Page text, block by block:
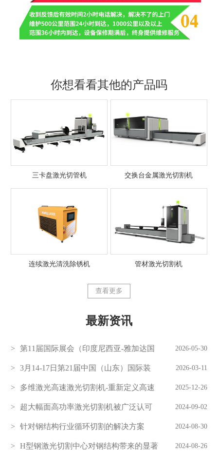
你想看看其他的产品吗
三卡盘激光切管机 交换台金属激光切割机
连续激光清洗除锈机 管材激光切割机
查看更多
最新资讯
第11届国际展会（印度尼西亚-雅加达国
际博览会）多维激光期待您的莅临
2026-05-30
3月14-17日第21届中国（山东）国际装
备制造博览会-多维激光欢迎您的莅临
2026-03-11
多维激光高速激光切割机-重新定义高速
机
2025-12-26
超大幅面高功率激光切割机被广泛认可
的背后
2024-09-02
针对钢结构行业循环切割的解决方案 2024-08-30
H型钢激光切割中心对钢结构带来的显著 2024-08-26